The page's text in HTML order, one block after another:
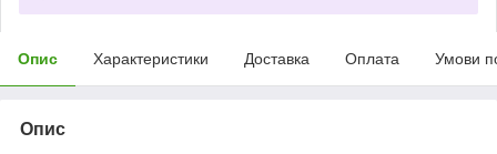
Опис Характеристики Доставка Оплата Умови
Опис